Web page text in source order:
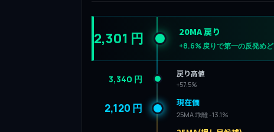
2,301 円 20MA 戻り
+8.6% 戻りで第一の反発めど
3,340 円 戻り高値
+57.5%
2,120 円 現在価
25MA 乖離 -13.1%